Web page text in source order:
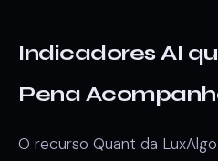
Indicadores AI
Pena
O recurso Quant da